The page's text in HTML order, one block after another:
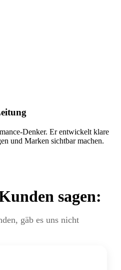
Er entwickelt klare
und Marken sichtbar machen.
sagen:
gäb es uns nicht